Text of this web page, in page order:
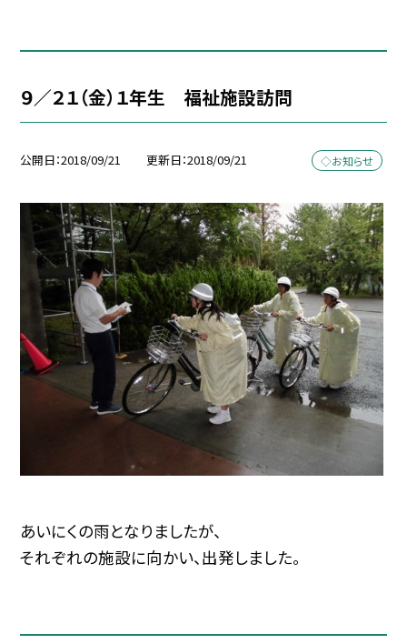
９／２１（金）１年生 福祉施設訪問
公開日 2018/09/21 更新日 2018/09/21 ◇お知らせ
あいにくの雨となりましたが、
それぞれの施設に向かい、出発しました。